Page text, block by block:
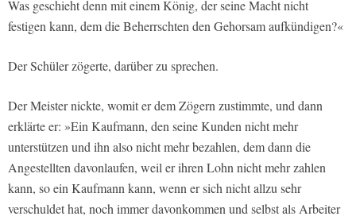
Was geschieht denn mit einem König, der seine Macht nicht
festigen kann, dem die Beherrschten den Gehorsam aufkündigen?«
Der Schüler zögerte, darüber zu sprechen.
Der Meister nickte, womit er dem Zögern zustimmte, und dann
erklärte er: »Ein Kaufmann, den seine Kunden nicht mehr
unterstützen und ihn also nicht mehr bezahlen, dem dann die
Angestellten davonlaufen, weil er ihren Lohn nicht mehr zahlen
kann, so ein Kaufmann kann, wenn er sich nicht allzu sehr
verschuldet hat, noch immer davonkommen und selbst als Arbeiter